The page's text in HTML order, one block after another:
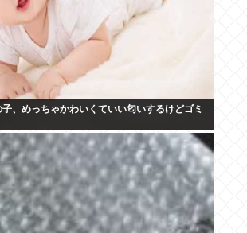
、めっちゃかわいくていい匂いするけどゴミ